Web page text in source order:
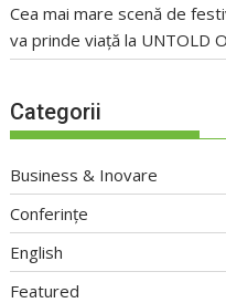
Cea mai mare scenă de
va prinde viață la UNTOLD
Categorii
Business & Inovare
Conferințe
English
Featured